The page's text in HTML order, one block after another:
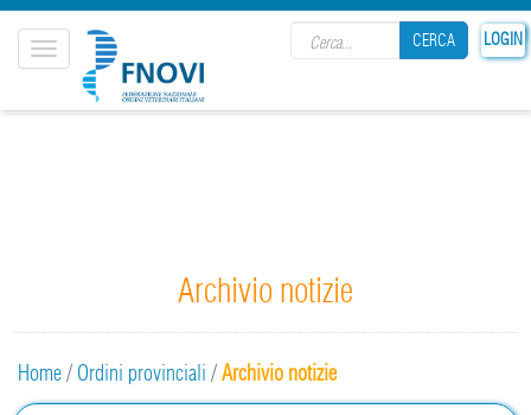
LOGIN
CERCA
Toggle
navigation
Archivio notizie
Home/ Ordini provinciali /Archivio notizie